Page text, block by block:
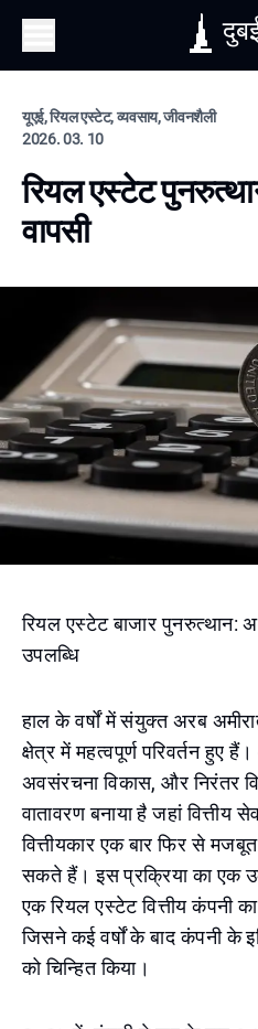
यूएई, रियल एस्टेट, व्यवसाय, जीवनशैली
2026. 03. 10
रियल एस्टेट
वापसी
रियल एस्टेट बाजार पुनरुत्थान:
उपलब्धि
हाल के वर्षों में संयुक्त अरब
क्षेत्र में महत्वपूर्ण परिवर्तन हुए
अवसंरचना विकास, और निरंतर
वातावरण बनाया है जहां वित्तीय
वित्तीयकार एक बार फिर से
सकते हैं। इस प्रक्रिया का एक
एक रियल एस्टेट वित्तीय कंपनी
जिसने कई वर्षों के बाद कंपनी के
को चिन्हित किया।